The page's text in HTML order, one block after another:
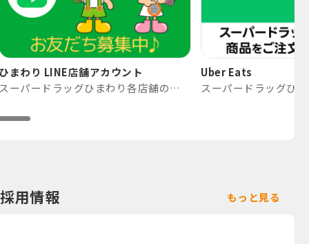
まわり LINE店舗アカウント
スーパードラッグひまわり各店舗の公式LINEアカウント一覧
Uber Eats
採用情報 もっと見る